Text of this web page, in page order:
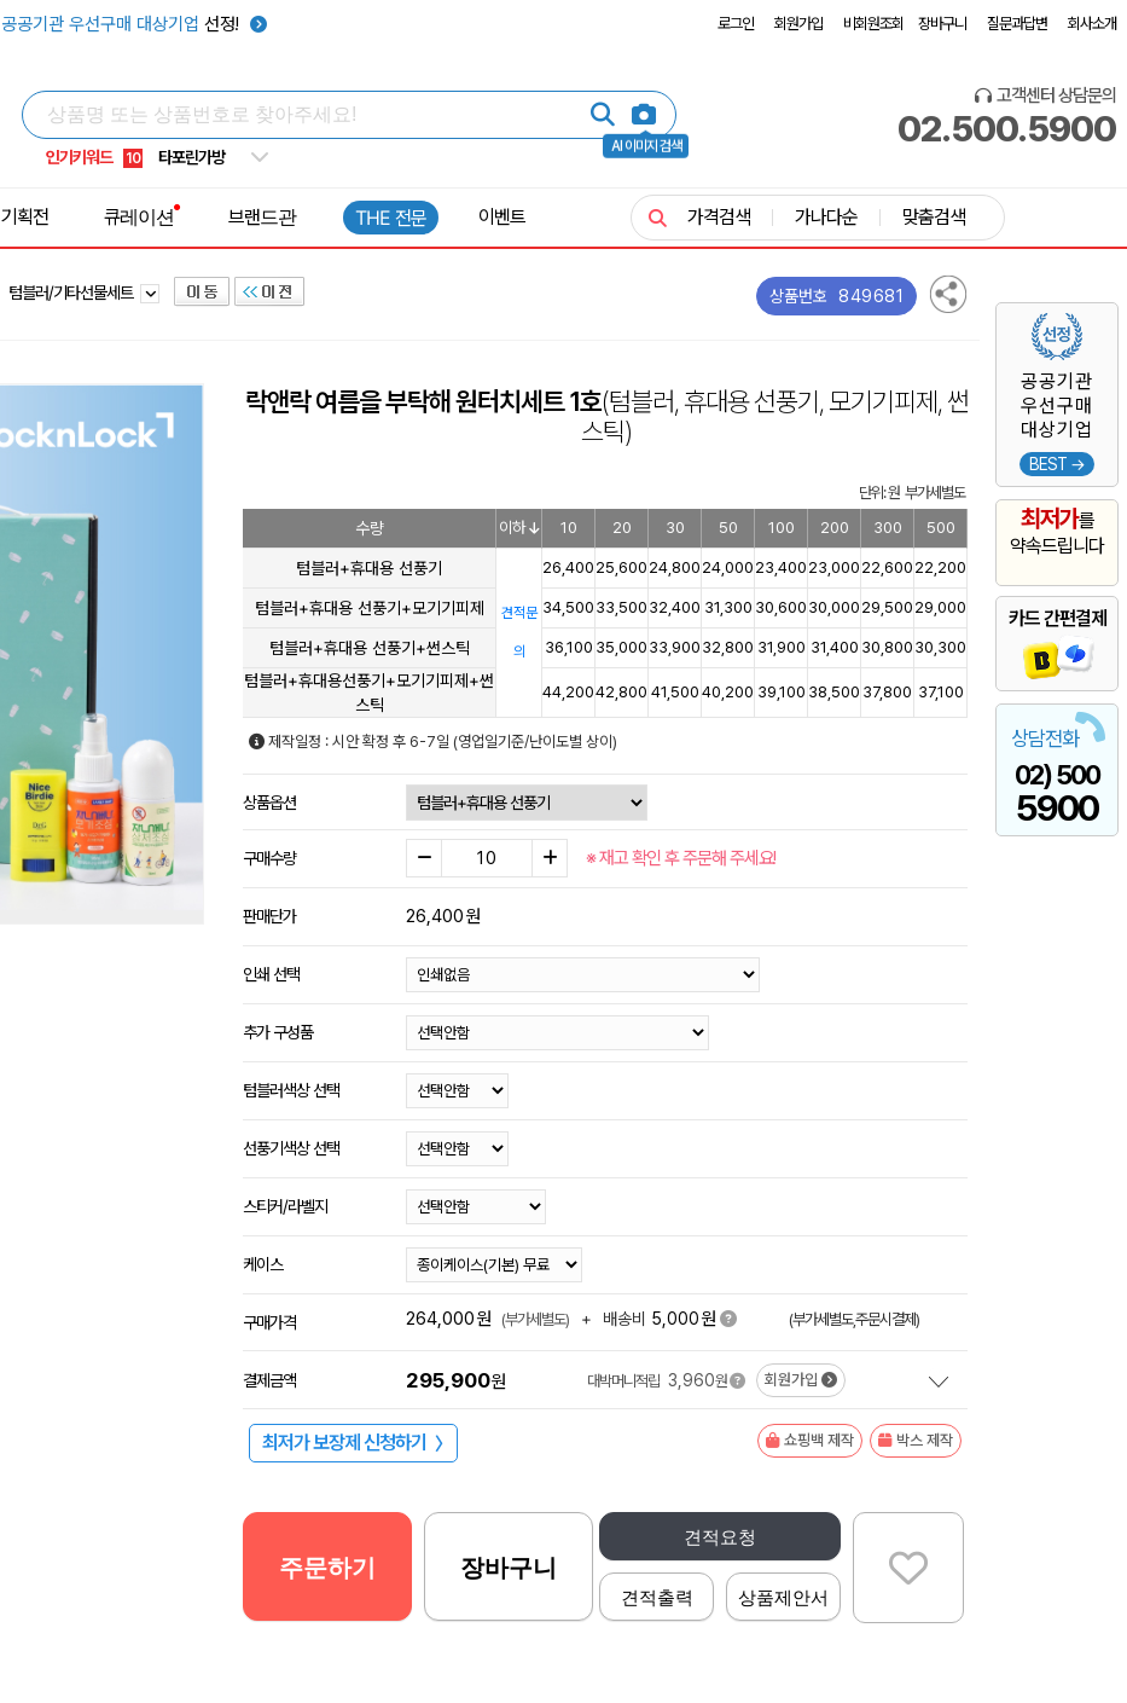
공공기관 우선구매 대상기업 선정! 로그인 회원가입 비회원조회 장바구니 질문과답변 회사소개
AI 이미지 검색
인기키워드
6 우산
9 넥쿨러
10 타포린가방
고객센터 상담문의
02.500.5900
공공기관
우선구매
대상기업
BEST →
최저가를
약속드립니다
카드 간편결제
상담전화
02) 500
5900
기획전 큐레이션 브랜드관 THE 전문 이벤트 가격검색 가나다순 맞춤검색
텀블러/기타선물세트 상품번호 849681
락앤락 여름을 부탁해 원터치세트 1호(텀블러, 휴대용 선풍기, 모기기피제, 썬
스틱)
단위: 원 부가세별도
수량 이하 10 20 30 50 100 200 300 500
텀블러+휴대용 선풍기
견적문
의
26,400 25,600 24,800 24,000 23,400 23,000 22,600 22,200
텀블러+휴대용 선풍기+모기기피제 34,500 33,500 32,400 31,300 30,600 30,000 29,500 29,000
텀블러+휴대용 선풍기+썬스틱 36,100 35,000 33,900 32,800 31,900 31,400 30,800 30,300
텀블러+휴대용선풍기+모기기피제+썬
스틱
44,20042,800 41,500 40,200 39,100 38,500 37,800 37,100
제작일정 : 시안 확정 후 6-7일 (영업일기준/난이도별 상이)
상품옵션
구매수량 ※ 재고 확인 후 주문해 주세요!
판매단가 26,400원
인쇄 선택
추가 구성품
텀블러색상 선택
선풍기색상 선택
스티커/라벨지
케이스
구매가격 264,000원 (부가세별도) + 배송비 5,000원 (부가세별도,주문시결제)
결제금액 295,900원 대박머니적립 3,960원 회원가입
최저가 보장제 신청하기 〉 쇼핑백 제작 박스 제작
견적요청
견적출력 상품제안서
주문하기 장바구니